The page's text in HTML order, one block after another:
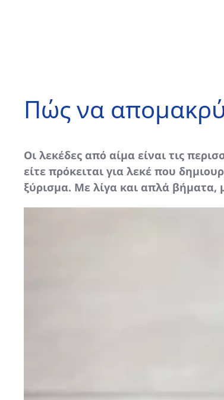
Πώς να
Οι λεκέδες από αίμα είναι τις
είτε πρόκειται για λεκέ που
ξύρισμα. Με λίγα και απλά βήματα,